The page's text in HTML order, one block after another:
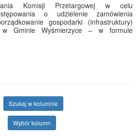
Komisji Przetargowej w celu
o udzielenie zamówienia
gospodarki (infrastruktury)
w Gminie Wyśmierzyce – w formule
Szukaj w kolumnie
Wybór kolumn